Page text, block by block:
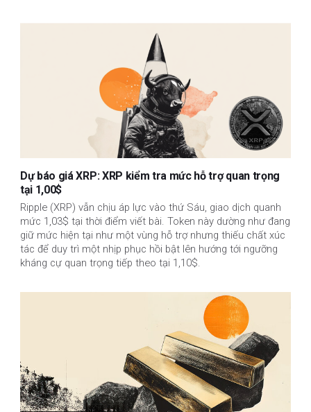
Dự báo giá XRP: XRP kiểm tra mức hỗ trợ quan trọng
tại 1,00$
Ripple (XRP) vẫn chịu áp lực vào thứ Sáu, giao dịch quanh
mức 1,03$ tại thời điểm viết bài. Token này dường như đang
giữ mức hiện tại như một vùng hỗ trợ nhưng thiếu chất xúc
tác để duy trì một nhịp phục hồi bật lên hướng tới ngưỡng
kháng cự quan trọng tiếp theo tại 1,10$.